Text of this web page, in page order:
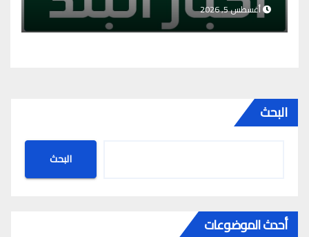
أغسطس 5, 2026
البحث
البحث
أحدث الموضوعات